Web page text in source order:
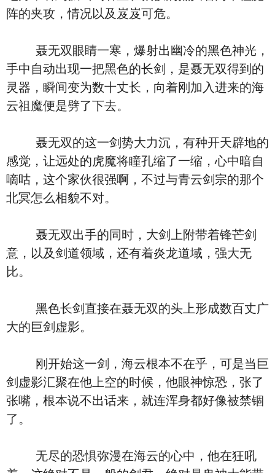
阵的夹攻，情况以及岌岌可危。
聂无双眼睛一寒，爆射出幽冷的黑色神光，
手中自动出现一把黑色的长剑，是聂无双得到的
灵器，瞬间变为数十丈长，向着刚加入进来的海
云祖魔便是劈了下去。
聂无双的这一剑势大力沉，有种开天辟地的
感觉，让远处的虎魔将瞳孔缩了一缩，心中暗自
嘀咕，这个家伙很强啊，不过与青云剑宗的那个
北冥怎么相貌不对。
聂无双出手的同时，大剑上附带着锋芒剑
意，以及剑道领域，还有着炎龙道域，强大无
比。
黑色长剑直接在聂无双的头上形成数百丈广
大的巨剑虚影。
刚开始这一剑，海云根本不在乎，可是当巨
剑虚影汇聚在他上空的时候，他眼神惊恐，张了
张嘴，根本说不出话来，就连浑身都好像被禁锢
了。
无尽的恐惧弥漫在海云的心中，他在狂吼